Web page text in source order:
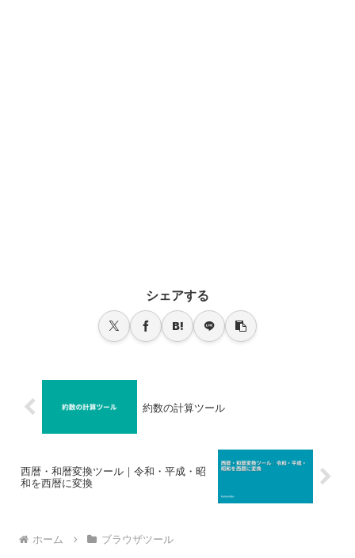
シェアする
約数の計算ツール
西暦・和暦変換ツール｜令和・平成・昭
和を西暦に変換
ホーム ブラウザツール